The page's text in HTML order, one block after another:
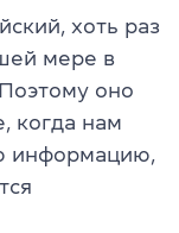
хоть раз
мере в
оно
когда нам
информацию,